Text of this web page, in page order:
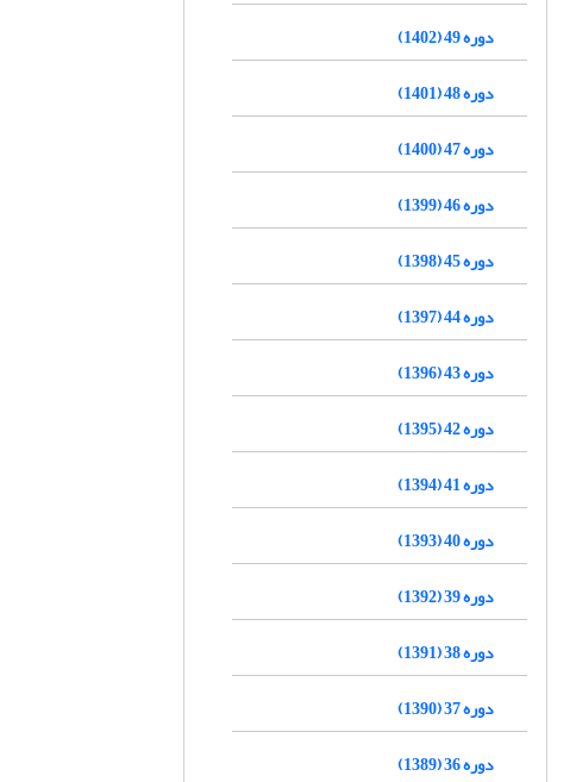
دوره 49 (1402)
دوره 48 (1401)
دوره 47 (1400)
دوره 46 (1399)
دوره 45 (1398)
دوره 44 (1397)
دوره 43 (1396)
دوره 42 (1395)
دوره 41 (1394)
دوره 40 (1393)
دوره 39 (1392)
دوره 38 (1391)
دوره 37 (1390)
دوره 36 (1389)